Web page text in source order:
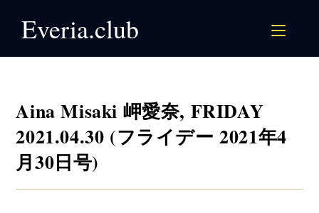
Everia.club
Aina Misaki 岬愛奈, FRIDAY
2021.04.30 (フライデー 2021年4
月30日号)